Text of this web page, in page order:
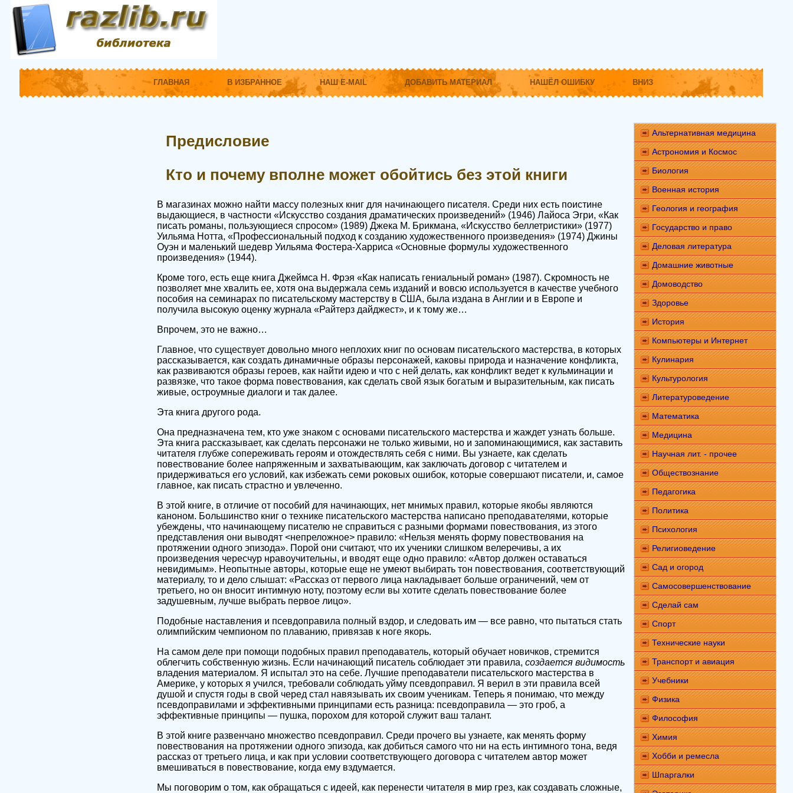
ГЛАВНАЯ В ИЗБРАННОЕ НАШ E-MAIL ДОБАВИТЬ МАТЕРИАЛ НАШЁЛ ОШИБКУ ВНИЗ
Предисловие
Кто и почему вполне может обойтись без этой книги
В магазинах можно найти массу полезных книг для начинающего писателя. Среди них есть поистине
выдающиеся, в частности «Искусство создания драматических произведений» (1946) Лайоса Эгри, «Как
писать романы, пользующиеся спросом» (1989) Джека М. Брикмана, «Искусство беллетристики» (1977)
Уильяма Нотта, «Профессиональный подход к созданию художественного произведения» (1974) Джины
Оуэн и маленький шедевр Уильяма Фостера-Харриса «Основные формулы художественного
произведения» (1944).
Кроме того, есть еще книга Джеймса Н. Фрэя «Как написать гениальный роман» (1987). Скромность не
позволяет мне хвалить ее, хотя она выдержала семь изданий и вовсю используется в качестве учебного
пособия на семинарах по писательскому мастерству в США, была издана в Англии и в Европе и
получила высокую оценку журнала «Райтерз дайджест», и к тому же…
Впрочем, это не важно…
Главное, что существует довольно много неплохих книг по основам писательского мастерства, в которых
рассказывается, как создать динамичные образы персонажей, каковы природа и назначение конфликта,
как развиваются образы героев, как найти идею и что с ней делать, как конфликт ведет к кульминации и
развязке, что такое форма повествования, как сделать свой язык богатым и выразительным, как писать
живые, остроумные диалоги и так далее.
Эта книга другого рода.
Она предназначена тем, кто уже знаком с основами писательского мастерства и жаждет узнать больше.
Эта книга рассказывает, как сделать персонажи не только живыми, но и запоминающимися, как заставить
читателя глубже сопереживать героям и отождествлять себя с ними. Вы узнаете, как сделать
повествование более напряженным и захватывающим, как заключать договор с читателем и
придерживаться его условий, как избежать семи роковых ошибок, которые совершают писатели, и, самое
главное, как писать страстно и увлеченно.
В этой книге, в отличие от пособий для начинающих, нет мнимых правил, которые якобы являются
каноном. Большинство книг о технике писательского мастерства написано преподавателями, которые
убеждены, что начинающему писателю не справиться с разными формами повествования, из этого
представления они выводят <непреложное> правило: «Нельзя менять форму повествования на
протяжении одного эпизода». Порой они считают, что их ученики слишком велеречивы, а их
произведения чересчур нравоучительны, и вводят еще одно правило: «Автор должен оставаться
невидимым». Неопытные авторы, которые еще не умеют выбирать тон повествования, соответствующий
материалу, то и дело слышат: «Рассказ от первого лица накладывает больше ограничений, чем от
третьего, но он вносит интимную ноту, поэтому если вы хотите сделать повествование более
задушевным, лучше выбрать первое лицо».
Подобные наставления и псевдоправила полный вздор, и следовать им — все равно, что пытаться стать
олимпийским чемпионом по плаванию, привязав к ноге якорь.
На самом деле при помощи подобных правил преподаватель, который обучает новичков, стремится
облегчить собственную жизнь. Если начинающий писатель соблюдает эти правила, создается видимость
владения материалом. Я испытал это на себе. Лучшие преподаватели писательского мастерства в
Америке, у которых я учился, требовали соблюдать уйму псевдоправил. Я верил в эти правила всей
душой и спустя годы в свой черед стал навязывать их своим ученикам. Теперь я понимаю, что между
псевдоправилами и эффективными принципами есть разница: псевдоправила — это гроб, а
эффективные принципы — пушка, порохом для которой служит ваш талант.
В этой книге развенчано множество псевдоправил. Среди прочего вы узнаете, как менять форму
повествования на протяжении одного эпизода, как добиться самого что ни на есть интимного тона, ведя
рассказ от третьего лица, и как при условии соответствующего договора с читателем автор может
вмешиваться в повествование, когда ему вздумается.
Мы поговорим о том, как обращаться с идеей, как перенести читателя в мир грез, как создавать сложные,
Альтернативная медицина
Астрономия и Космос
Биология
Военная история
Геология и география
Государство и право
Деловая литература
Домашние животные
Домоводство
Здоровье
История
Компьютеры и Интернет
Кулинария
Культурология
Литературоведение
Математика
Медицина
Научная лит. - прочее
Обществознание
Педагогика
Политика
Психология
Религиоведение
Сад и огород
Самосовершенствование
Сделай сам
Спорт
Технические науки
Транспорт и авиация
Учебники
Физика
Философия
Химия
Хобби и ремесла
Шпаргалки